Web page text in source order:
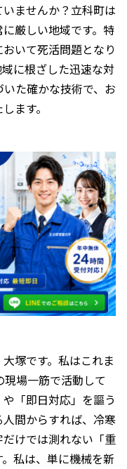
ませんか？立科町は
厳しい地域です。特
いて死活問題となり
に根ざした迅速な対
た確かな技術で、お
ます。
塚です。私はこれま
場一筋で活動して
「即日対応」を謳う
間からすれば、冷寒
けでは測れない「重
私は、単に機械を新